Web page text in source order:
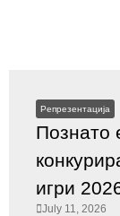
Репрезентација
Познато
игри
July 11, 2026